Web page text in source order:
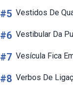
#5 Vestidos De
#6 Vestibular Da
#7 Vesícula Fica
#8 Verbos De